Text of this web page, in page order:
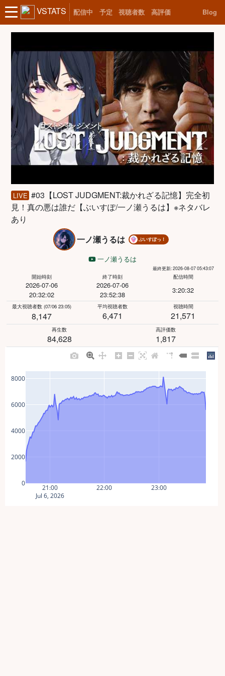
VSTATS 配信中 予定 視聴者数 高評価 Blog
LIVE #03【LOST JUDGMENT:裁かれざる記憶】完全初
見！真の悪は誰だ【ぶいすぽ/一ノ瀬うるは】※ネタバレ
あり
一ノ瀬うるは
ぶいすぽっ！
一ノ瀬うるは
最終更新: 2026-08-07 05:43:07
開始時刻
2026-07-06
20:32:02
終了時刻
2026-07-06
23:52:38
配信時間
3:20:32
最大視聴者数 (07/06 23:05)
8,147
平均視聴者数
6,471
視聴時間
21,571
再生数
84,628
高評価数
1,817
21:00
Jul 6, 2026
22:00 23:00
0
2000
4000
6000
8000